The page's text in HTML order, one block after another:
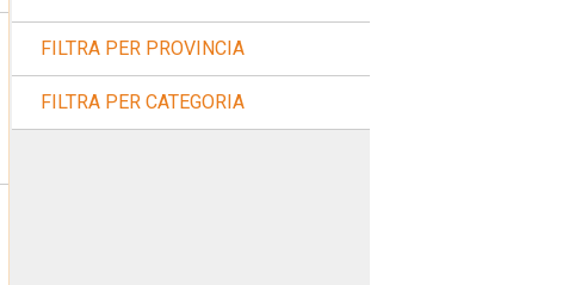
FILTRA PER PROVINCIA
FILTRA PER CATEGORIA